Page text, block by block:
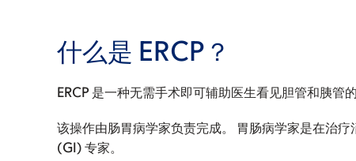
什么是 ERCP？
ERCP 是一种无需手术即可辅助医生看见胆管和胰管的
该操作由肠胃病学家负责完成。 胃肠病学家是在治
(GI) 专家。